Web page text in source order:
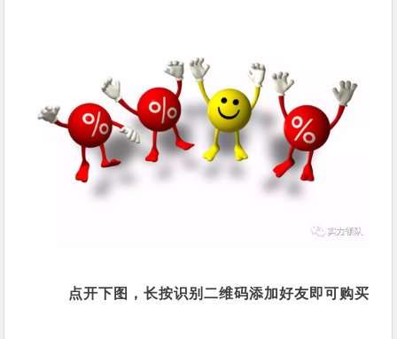
点开下图，长按识别二维码添加好友即可购买